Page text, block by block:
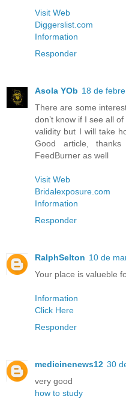
Visit Web
Diggerslist.com
Information
Responder
Asola YOb 18 de
There are some
don’t know if I see all
validity but I will take
Good article,
FeedBurner as well
Visit Web
Bridalexposure.com
Information
Responder
RalphSelton 10 de
Your place is valueble
Information
Click Here
Responder
medicinenews12 30
very good
how to study